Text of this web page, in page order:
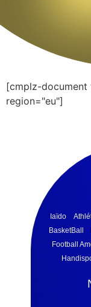
[cmplz-
region="eu"]
Iaïdo
BasketBall
Football